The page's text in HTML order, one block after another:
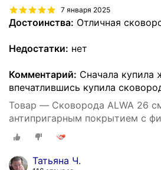
7 января 2025
Достоинства: Отличная
Недостатки: нет
Комментарий: Сначала купила
впечатлившись купила
Товар — Cковорода ALWA 26
антипригарным покрытием с
ручкой цвет мрамор
Татьяна Ч.